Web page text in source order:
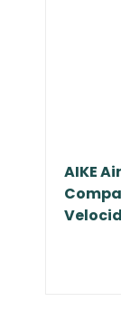
AIKE